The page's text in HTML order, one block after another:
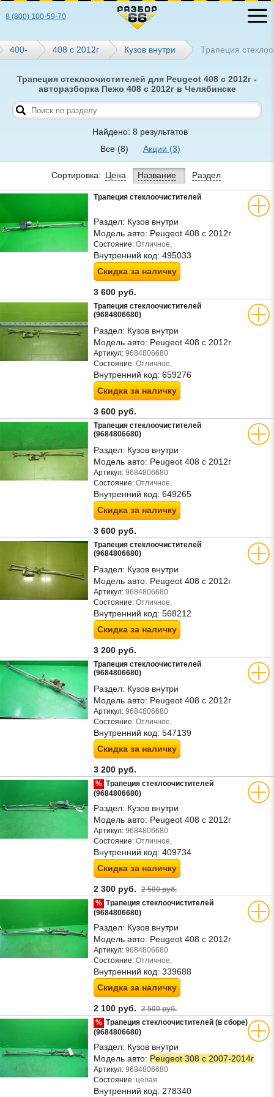
8 (800) 100-59-70
400- 408 с 2012г Кузов внутри Трапеция
Трапеция стеклоочистителей для Peugeot 408 с 2012г -
авторазборка Пежо 408 с 2012г в Челябинске
Найдено: 8 результатов
Все (8) Акции (3)
Сортировка: Цена Название Раздел
Трапеция стеклоочистителей
Раздел: Кузов внутри
Модель авто: Peugeot 408 с 2012г
Состояние: Отличное,
Внутренний код: 495033
Скидка за наличку
3 600 руб.
Трапеция стеклоочистителей
(9684806680)
Раздел: Кузов внутри
Модель авто: Peugeot 408 с 2012г
Артикул: 9684806680
Состояние: Отличное,
Внутренний код: 659276
Скидка за наличку
3 600 руб.
Трапеция стеклоочистителей
(9684806680)
Раздел: Кузов внутри
Модель авто: Peugeot 408 с 2012г
Артикул: 9684806680
Состояние: Отличное,
Внутренний код: 649265
Скидка за наличку
3 600 руб.
Трапеция стеклоочистителей
(9684806680)
Раздел: Кузов внутри
Модель авто: Peugeot 408 с 2012г
Артикул: 9684806680
Состояние: Отличное,
Внутренний код: 568212
Скидка за наличку
3 200 руб.
Трапеция стеклоочистителей
(9684806680)
Раздел: Кузов внутри
Модель авто: Peugeot 408 с 2012г
Артикул: 9684806680
Состояние: Отличное,
Внутренний код: 547139
Скидка за наличку
3 200 руб.
% Трапеция стеклоочистителей
(9684806680)
Раздел: Кузов внутри
Модель авто: Peugeot 408 с 2012г
Артикул: 9684806680
Состояние: Отличное,
Внутренний код: 409734
Скидка за наличку
2 300 руб. 2 500 руб.
% Трапеция стеклоочистителей
(9684806680)
Раздел: Кузов внутри
Модель авто: Peugeot 408 с 2012г
Артикул: 9684806680
Состояние: Отличное,
Внутренний код: 339688
Скидка за наличку
2 100 руб. 2 500 руб.
% Трапеция стеклоочистителей (в сборе)
(9684806680)
Раздел: Кузов внутри
Модель авто: Peugeot 308 с 2007-2014г
Артикул: 9684806680
Состояние: целая
Внутренний код: 278340